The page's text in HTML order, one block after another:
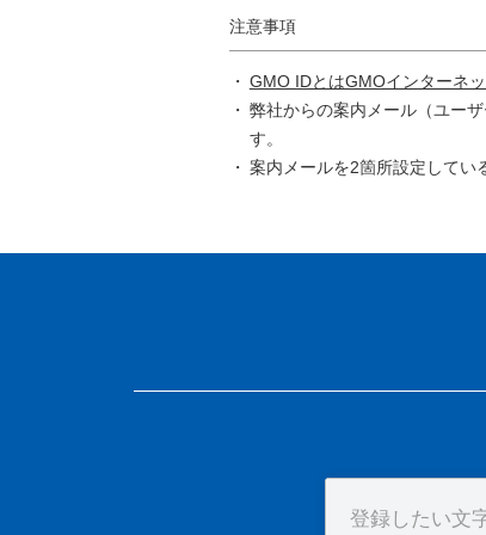
注意事項
GMO IDとはGMOインターネ
弊社からの案内メール（ユー
す。
案内メールを2箇所設定してい